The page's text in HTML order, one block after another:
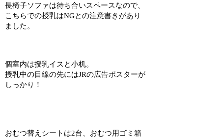
長椅子ソファは待ち合いスペースなので、
こちらでの授乳はNGとの注意書きがあり
ました。
個室内は授乳イスと小机。
授乳中の目線の先にはJRの広告ポスターが
しっかり！
おむつ替えシートは2台、おむつ用ゴミ箱